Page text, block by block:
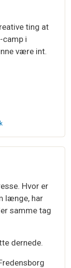
ting at
camp i
være int.
Hvor er
længe, har
samme tag
dernede.